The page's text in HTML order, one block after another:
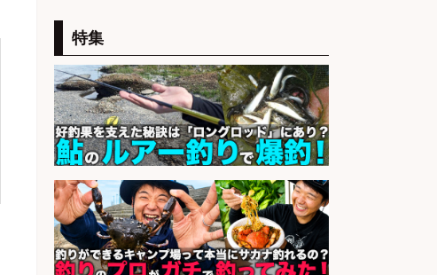
釣り具のかんたん軽作業/高収入/交
通費支給/制服貸与/正社員登用あり
会社名 株式会社REnista
sponsored by 求人ボックス
釣り具などの出荷作業～～/工場/製
造
会社名 UTグループ株式会社
特集